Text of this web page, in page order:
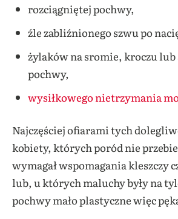
rozciągniętej pochwy,
źle zabliźnionego szwu po
żylaków na sromie, kroczu lub
pochwy,
wysiłkowego nietrzymania
Najczęściej ofiarami tych
kobiety, których poród nie
wymagał wspomagania kleszczy
lub, u których maluchy były na
pochwy mało plastyczne więc